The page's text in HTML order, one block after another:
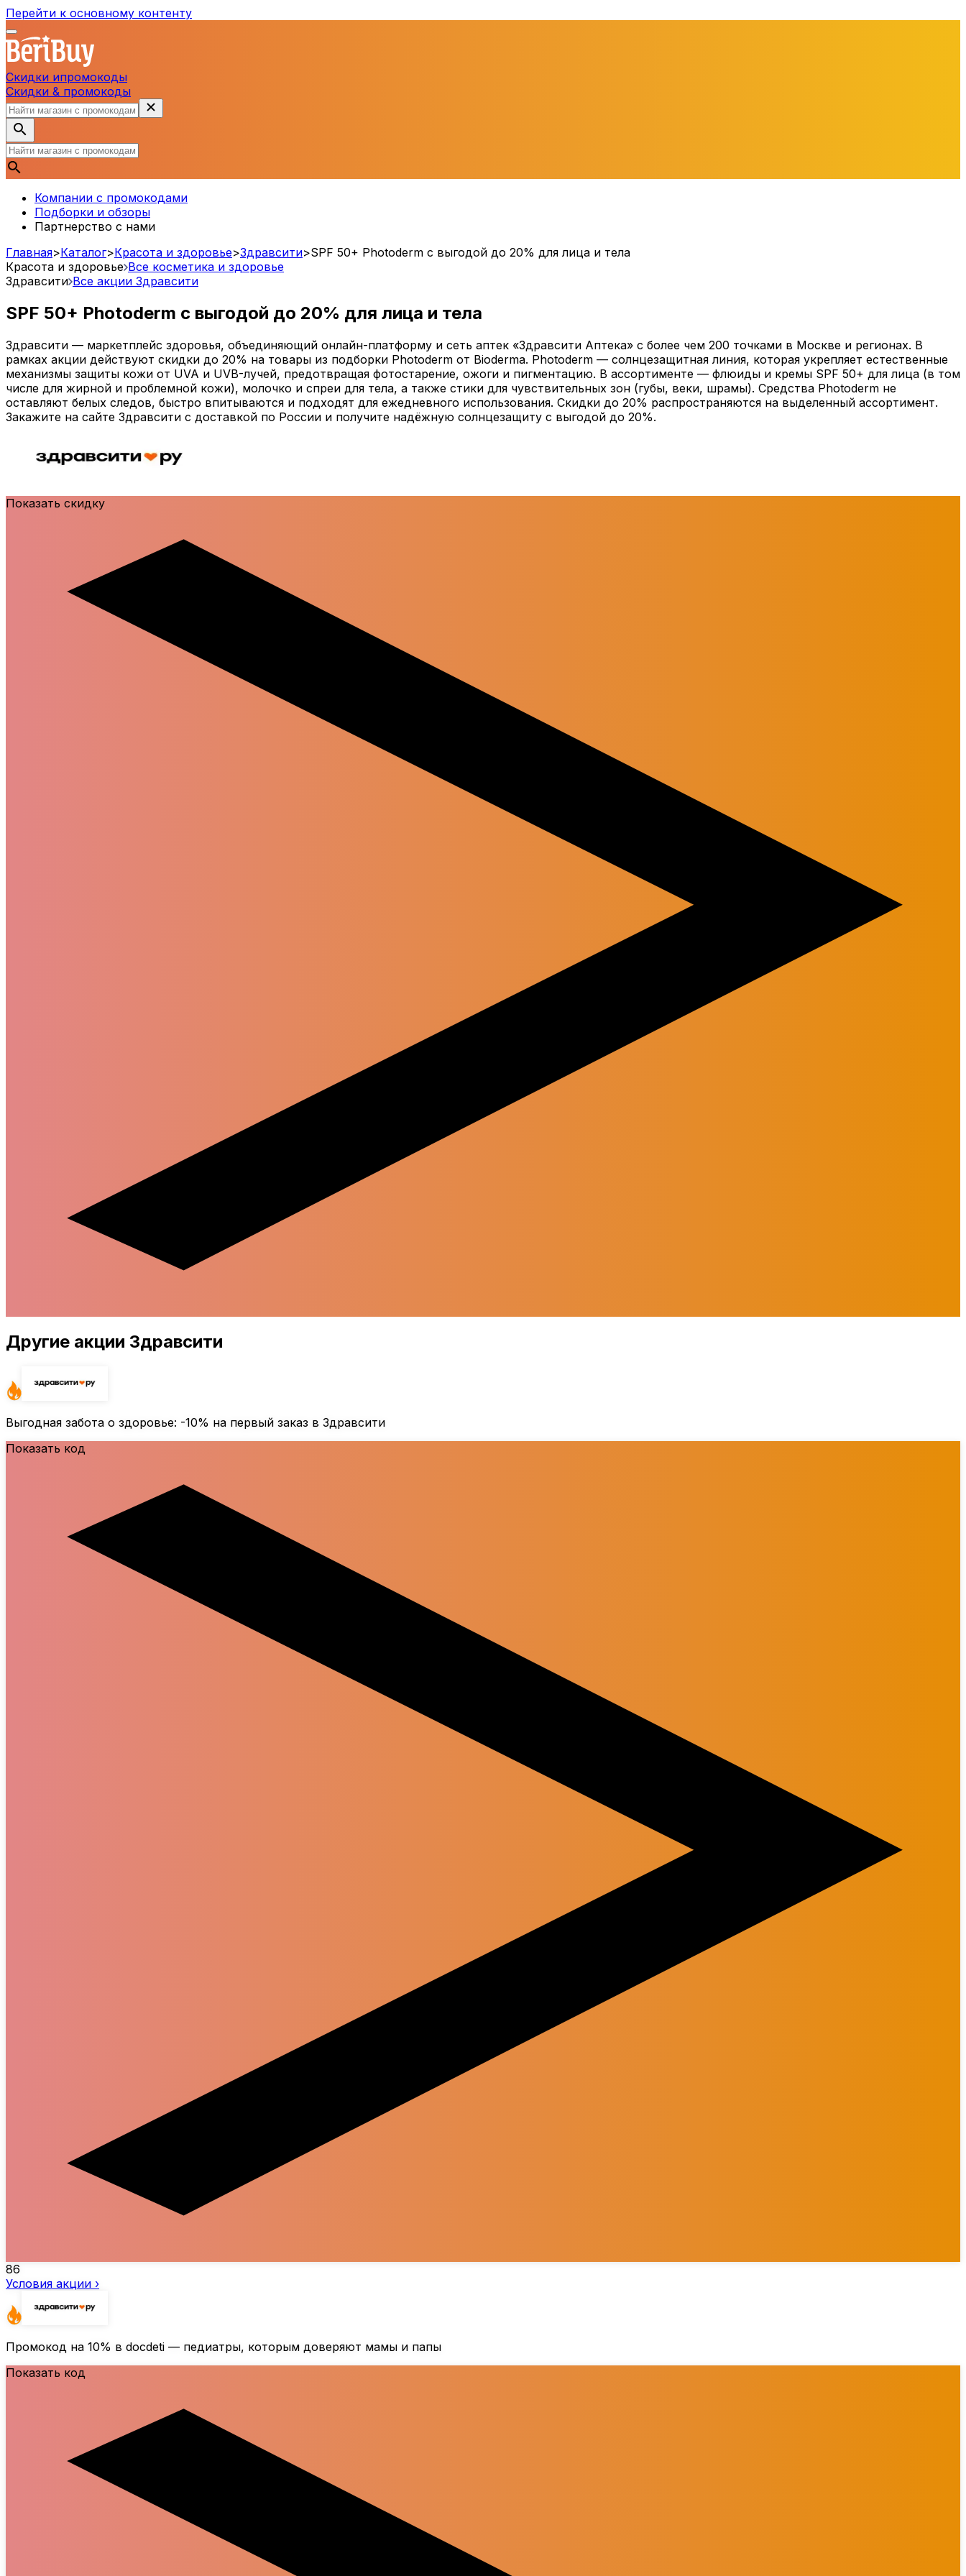
Перейти к основному контенту
Скидки ипромокоды
Скидки & промокоды
Компании с промокодами
Подборки и обзоры
Партнерство с нами
Главная>Каталог>Красота и здоровье>Здравсити>SPF 50+ Photoderm с выгодой до 20% для лица и тела
Красота и здоровье Все косметика и здоровье
Здравсити Все акции Здравсити
SPF 50+ Photoderm с выгодой до 20% для лица и тела
Здравсити — маркетплейс здоровья, объединяющий онлайн-платформу и сеть аптек «Здравсити Аптека» с более чем 200 точками в Москве и регионах. В
рамках акции действуют скидки до 20% на товары из подборки Photoderm от Bioderma. Photoderm — солнцезащитная линия, которая укрепляет естественные
механизмы защиты кожи от UVA и UVB-лучей, предотвращая фотостарение, ожоги и пигментацию. В ассортименте — флюиды и кремы SPF 50+ для лица (в том
числе для жирной и проблемной кожи), молочко и спреи для тела, а также стики для чувствительных зон (губы, веки, шрамы). Средства Photoderm не
оставляют белых следов, быстро впитываются и подходят для ежедневного использования. Скидки до 20% распространяются на выделенный ассортимент.
Закажите на сайте Здравсити с доставкой по России и получите надёжную солнцезащиту с выгодой до 20%.
Показать скидку
Другие акции Здравсити
Выгодная забота о здоровье: -10% на первый заказ в Здравсити
Показать код
86
Условия акции ›
Промокод на 10% в docdeti — педиатры, которым доверяют мамы и папы
Показать код